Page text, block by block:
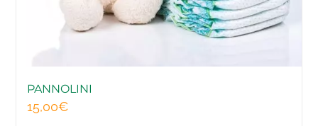
EVENTI
PANNOLINI
15,00€